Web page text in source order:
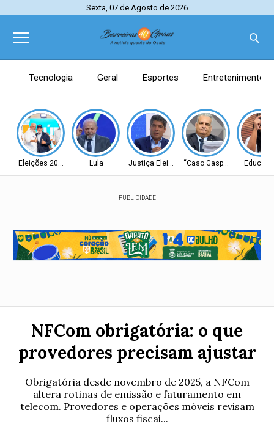
Sexta, 07 de Agosto de 2026
Tecnologia Geral Esportes Entretenimento
Eleições 2026 Lula Justiça Eleitoral“Caso Gaspar”
PUBLICIDADE
NFCom obrigatória: o que
provedores precisam ajustar
Obrigatória desde novembro de 2025, a NFCom
altera rotinas de emissão e faturamento em
telecom. Provedores e operações móveis revisam
fluxos fiscai...